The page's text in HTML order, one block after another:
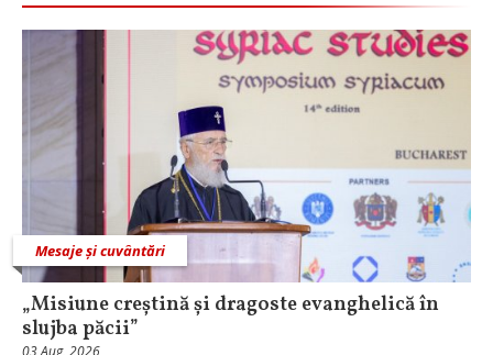
Mesaje și cuvântări
„Misiune creștină și dragoste evanghelică în
slujba păcii”
03 Aug, 2026